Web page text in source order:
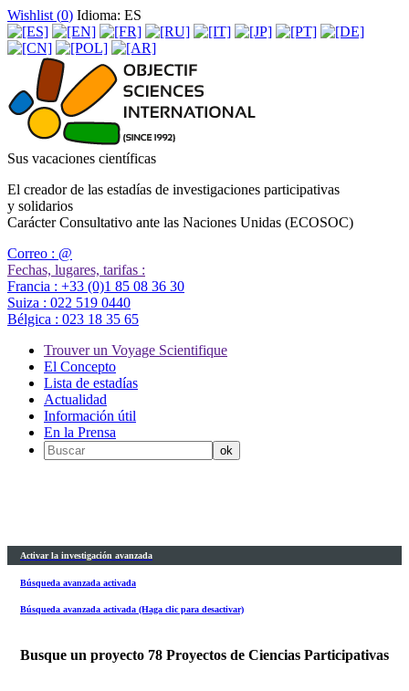
Wishlist (0) Idioma: ES
Sus vacaciones científicas
El creador de las estadías de investigaciones participativas
y solidarios
Carácter Consultativo ante las Naciones Unidas (ECOSOC)
Correo : @
Fechas, lugares, tarifas :
Francia : +33 (0)1 85 08 36 30
Suiza : 022 519 0440
Bélgica : 023 18 35 65
Trouver un Voyage Scientifique
El Concepto
Lista de estadías
Actualidad
Información útil
En la Prensa
Activar la investigación avanzada
Búsqueda avanzada activada
Búsqueda avanzada activada (Haga clic para desactivar)
Busque un proyecto 78 Proyectos de Ciencias Participativas